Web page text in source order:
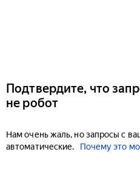
Подтвердите, что
не робот
Нам очень жаль, но запросы с
автоматические.
Почему это